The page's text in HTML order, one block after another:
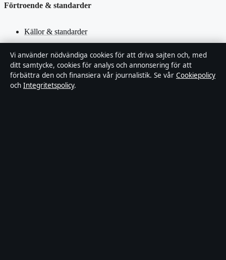
Förtroende & standarder
Källor & standarder
Redaktionell policy
Rättelsepolicy
Vi använder nödvändiga cookies för att driva sajten och, med
ditt samtycke, cookies för analys och annonsering för att
förbättra den och finansiera vår journalistik. Se vår Cookiepolicy
och Integritetspolicy.